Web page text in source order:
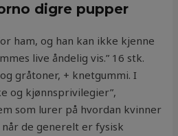
digre pupper
ham, og han kan ikke kjenne
live åndelig vis.” 16 stk.
gråtoner, + knetgummi. I
og kjønnsprivilegier”,
som lurer på hvordan kvinner
de generelt er fysisk